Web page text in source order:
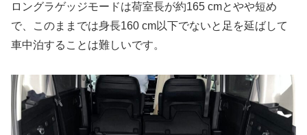
ロングラゲッジモードは荷室長が約165 cmとやや短め
で、このままでは身長160 cm以下でないと足を延ばして
車中泊することは難しいです。